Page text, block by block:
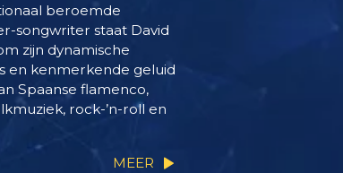
beroemde
songwriter staat David
zijn dynamische
en kenmerkende geluid
Spaanse flamenco,
rock-’n-roll en
MEER